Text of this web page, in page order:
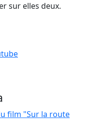
sur elles deux.
film "Sur la route